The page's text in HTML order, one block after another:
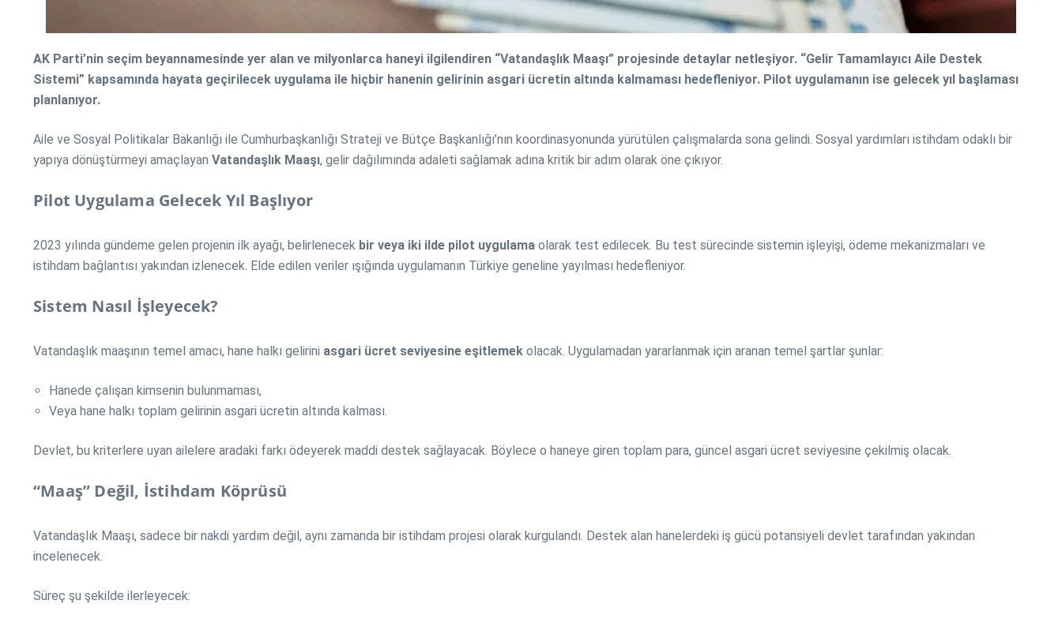
AK Parti’nin seçim beyannamesinde yer alan ve milyonlarca haneyi ilgilendiren “Vatandaşlık Maaşı” projesinde detaylar netleşiyor. “Gelir Tamamlayıcı Aile Destek
Sistemi” kapsamında hayata geçirilecek uygulama ile hiçbir hanenin gelirinin asgari ücretin altında kalmaması hedefleniyor. Pilot uygulamanın ise gelecek yıl başlaması
planlanıyor.
Aile ve Sosyal Politikalar Bakanlığı ile Cumhurbaşkanlığı Strateji ve Bütçe Başkanlığı’nın koordinasyonunda yürütülen çalışmalarda sona gelindi. Sosyal yardımları istihdam odaklı bir
yapıya dönüştürmeyi amaçlayan Vatandaşlık Maaşı, gelir dağılımında adaleti sağlamak adına kritik bir adım olarak öne çıkıyor.
Pilot Uygulama Gelecek Yıl Başlıyor
2023 yılında gündeme gelen projenin ilk ayağı, belirlenecek bir veya iki ilde pilot uygulama olarak test edilecek. Bu test sürecinde sistemin işleyişi, ödeme mekanizmaları ve
istihdam bağlantısı yakından izlenecek. Elde edilen veriler ışığında uygulamanın Türkiye geneline yayılması hedefleniyor.
Sistem Nasıl İşleyecek?
Vatandaşlık maaşının temel amacı, hane halkı gelirini asgari ücret seviyesine eşitlemek olacak. Uygulamadan yararlanmak için aranan temel şartlar şunlar:
Hanede çalışan kimsenin bulunmaması,
Veya hane halkı toplam gelirinin asgari ücretin altında kalması.
Devlet, bu kriterlere uyan ailelere aradaki farkı ödeyerek maddi destek sağlayacak. Böylece o haneye giren toplam para, güncel asgari ücret seviyesine çekilmiş olacak.
“Maaş” Değil, İstihdam Köprüsü
Vatandaşlık Maaşı, sadece bir nakdi yardım değil, aynı zamanda bir istihdam projesi olarak kurgulandı. Destek alan hanelerdeki iş gücü potansiyeli devlet tarafından yakından
incelenecek.
Süreç şu şekilde ilerleyecek: